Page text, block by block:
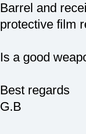
Barrel and
protective film
Is a good
Best regards
G.B